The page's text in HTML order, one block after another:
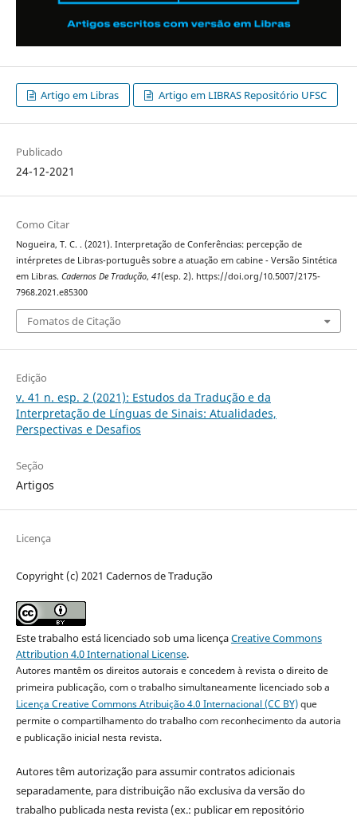
Artigo em Libras Artigo em LIBRAS Repositório UFSC
Publicado
24-12-2021
Como Citar
Nogueira, T. C. . (2021). Interpretação de Conferências: percepção de
intérpretes de Libras-português sobre a atuação em cabine - Versão Sintética
em Libras. Cadernos De Tradução, 41(esp. 2). https://doi.org/10.5007/2175-
7968.2021.e85300
Fomatos de Citação
Edição
v. 41 n. esp. 2 (2021): Estudos da Tradução e da
Interpretação de Línguas de Sinais: Atualidades,
Perspectivas e Desafios
Seção
Artigos
Licença
Copyright (c) 2021 Cadernos de Tradução
Este trabalho está licenciado sob uma licençaCreative Commons
Attribution 4.0 International License.
Autores mantêm os direitos autorais e concedem à revista o direito de
primeira publicação, com o trabalho simultaneamente licenciado sob a
Licença Creative Commons Atribuição 4.0 Internacional (CC BY)que
permite o compartilhamento do trabalho com reconhecimento da autoria
e publicação inicial nesta revista.
Autores têm autorização para assumir contratos adicionais
separadamente, para distribuição não exclusiva da versão do
trabalho publicada nesta revista (ex.: publicar em repositório